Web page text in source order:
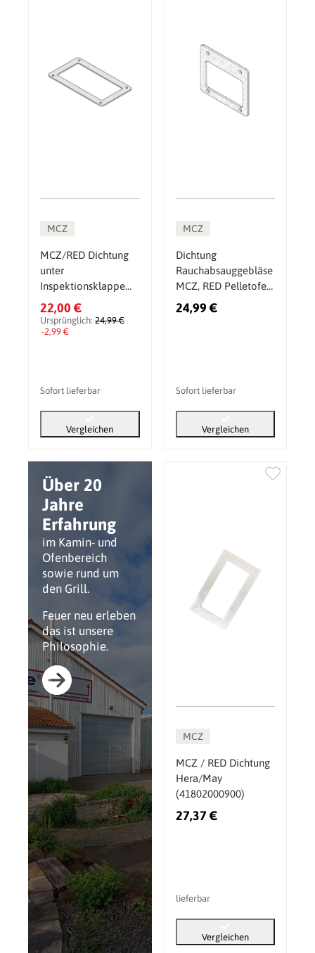
Über 20
Jahre
Erfahrung
im Kamin- und
Ofenbereich
sowie rund um
den Grill.
Feuer neu erleben
das ist unsere
Philosophie.
MCZ
MCZ/RED Dichtung
unter
Inspektionsklappe
(41800900600)
22,00 €
Ursprünglich: 24,99 €
-2,99 €
Sofort lieferbar
Vergleichen
MCZ
Dichtung
Rauchabsauggebläse
MCZ, RED Pelletofen
(418008030)
24,99 €
Sofort lieferbar
Vergleichen
MCZ
MCZ / RED Dichtung
Hera/May
(41802000900)
27,37 €
lieferbar
Vergleichen